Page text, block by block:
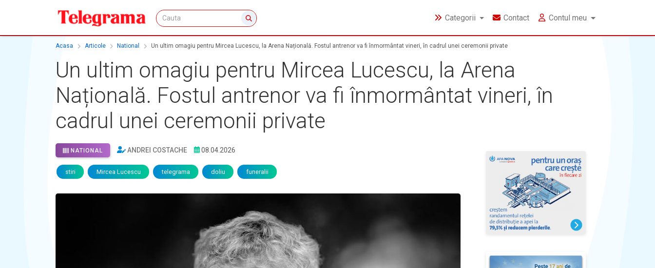
Categorii Contact Contul meu
Acasa Articole National Un ultim omagiu pentru Mircea Lucescu, la Arena Națională. Fostul antrenor va fi înmormântat vineri, în cadrul unei ceremonii private
Un ultim omagiu pentru Mircea Lucescu, la Arena
Națională. Fostul antrenor va fi înmormântat vineri, în
cadrul unei ceremonii private
NATIONAL ANDREI COSTACHE 08.04.2026
stiri Mircea Lucescu telegrama doliu funeralii